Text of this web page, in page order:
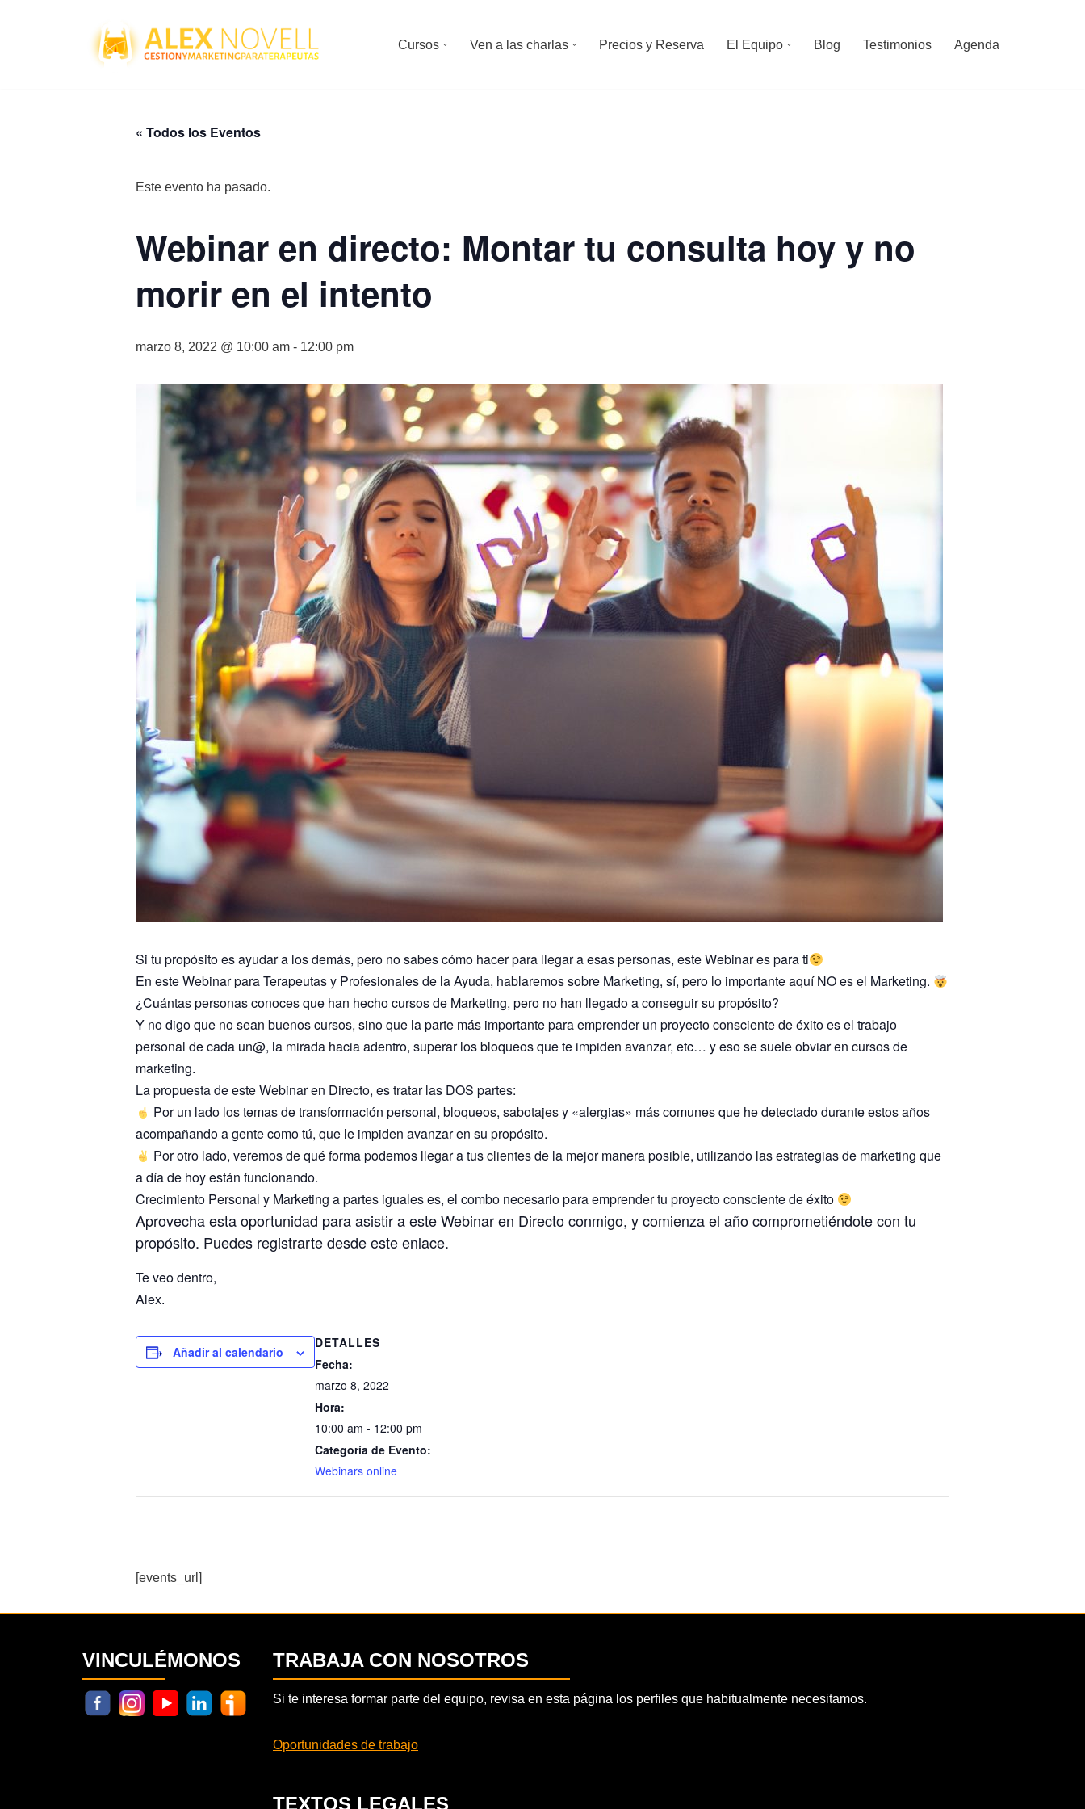
Cursos Ven a las charlas Precios y Reserva El Equipo Blog Testimonios Agenda
« Todos los Eventos
Este evento ha pasado.
Webinar en directo: Montar tu consulta hoy y no
morir en el intento
marzo 8, 2022 @ 10:00 am - 12:00 pm
Si tu propósito es ayudar a los demás, pero no sabes cómo hacer para llegar a esas personas, este Webinar es para ti
En este Webinar para Terapeutas y Profesionales de la Ayuda, hablaremos sobre Marketing, sí, pero lo importante aquí NO es el Marketing.
¿Cuántas personas conoces que han hecho cursos de Marketing, pero no han llegado a conseguir su propósito?
Y no digo que no sean buenos cursos, sino que la parte más importante para emprender un proyecto consciente de éxito es el trabajo
personal de cada un@, la mirada hacia adentro, superar los bloqueos que te impiden avanzar, etc… y eso se suele obviar en cursos de
marketing.
La propuesta de este Webinar en Directo, es tratar las DOS partes:
Por un lado los temas de transformación personal, bloqueos, sabotajes y «alergias» más comunes que he detectado durante estos años
acompañando a gente como tú, que le impiden avanzar en su propósito.
Por otro lado, veremos de qué forma podemos llegar a tus clientes de la mejor manera posible, utilizando las estrategias de marketing que
a día de hoy están funcionando.
Crecimiento Personal y Marketing a partes iguales es, el combo necesario para emprender tu proyecto consciente de éxito
Aprovecha esta oportunidad para asistir a este Webinar en Directo conmigo, y comienza el año comprometiéndote con tu
propósito. Puedes registrarte desde este enlace.
Te veo dentro,
Alex.
Añadir al calendario
DETALLES
Fecha:
marzo 8, 2022
Hora:
10:00 am - 12:00 pm
Categoría de Evento:
Webinars online
[events_url]
VINCULÉMONOS TRABAJA CON NOSOTROS
Si te interesa formar parte del equipo, revisa en esta página los perfiles que habitualmente necesitamos.
Oportunidades de trabajo
TEXTOS LEGALES